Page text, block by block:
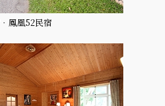
鳳凰52民宿